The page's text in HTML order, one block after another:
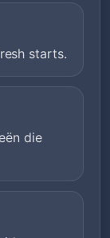
starts.
die